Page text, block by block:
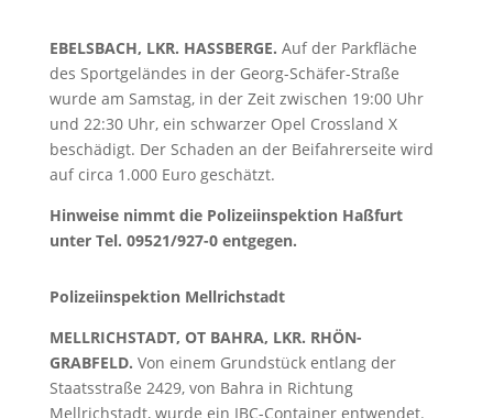
EBELSBACH, LKR. HASSBERGE. Auf der Parkfläche
des Sportgeländes in der Georg-Schäfer-Straße
wurde am Samstag, in der Zeit zwischen 19:00 Uhr
und 22:30 Uhr, ein schwarzer Opel Crossland X
beschädigt. Der Schaden an der Beifahrerseite wird
auf circa 1.000 Euro geschätzt.
Hinweise nimmt die Polizeiinspektion Haßfurt
unter Tel. 09521/927-0 entgegen.
Polizeiinspektion Mellrichstadt
MELLRICHSTADT, OT BAHRA, LKR. RHÖN-
GRABFELD. Von einem Grundstück entlang der
Staatsstraße 2429, von Bahra in Richtung
Mellrichstadt, wurde ein IBC-Container entwendet.